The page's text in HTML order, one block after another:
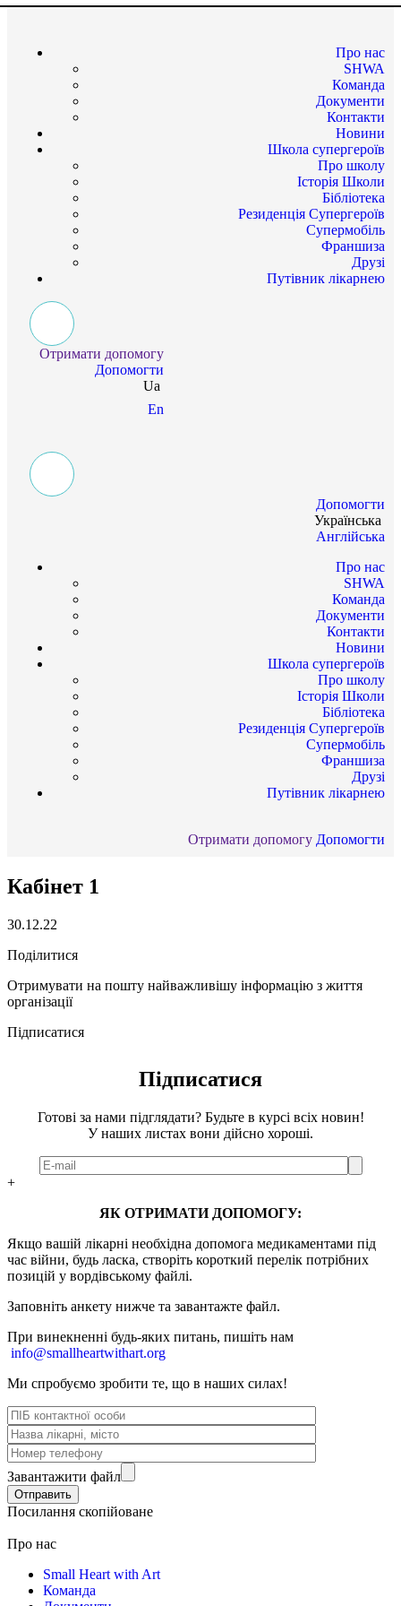
Про нас
SHWA
Команда
Документи
Контакти
Новини
Школа супергероїв
Про школу
Історія Школи
Бібліотека
Резиденція Супергероїв
Супермобіль
Франшиза
Друзі
Путівник лікарнею
Отримати допомогу
Допомогти
Ua
En
Допомогти
Українська
Англійська
Про нас
SHWA
Команда
Документи
Контакти
Новини
Школа супергероїв
Про школу
Історія Школи
Бібліотека
Резиденція Супергероїв
Супермобіль
Франшиза
Друзі
Путівник лікарнею
Отримати допомогу Допомогти
Кабінет 1
30.12.22
Поділитися
Отримувати на пошту найважливішу інформацію з життя
організації
Підписатися
Підписатися
Готові за нами підглядати? Будьте в курсі всіх новин!
У наших листах вони дійсно хороші.
+
ЯК ОТРИМАТИ ДОПОМОГУ:
Якщо вашій лікарні необхідна допомога медикаментами під
час війни, будь ласка, створіть короткий перелік потрібних
позицій у вордівському файлі.
Заповніть анкету нижче та завантажте файл.
При винекненні будь-яких питань, пишіть нам
info@smallheartwithart.org
Ми спробуємо зробити те, що в наших силах!
Завантажити файл
Посилання скопійоване
Про нас
Small Heart with Art
Команда